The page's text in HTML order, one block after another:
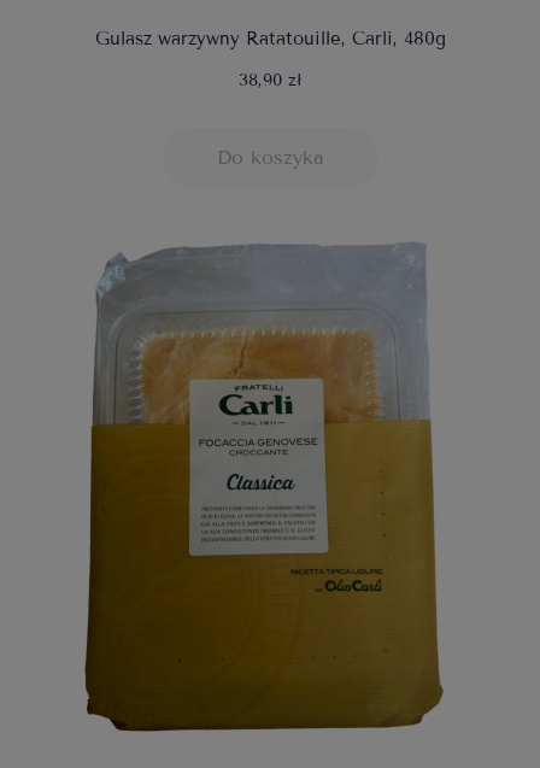
Gulasz warzywny Ratatouille, Carli, 480g
38,90 zł
Do koszyka